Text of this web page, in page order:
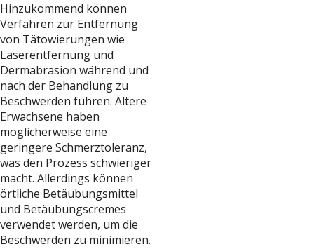
Hinzukommend können
Verfahren zur Entfernung
von Tätowierungen wie
Laserentfernung und
Dermabrasion während und
nach der Behandlung zu
Beschwerden führen. Ältere
Erwachsene haben
möglicherweise eine
geringere Schmerztoleranz,
was den Prozess schwieriger
macht. Allerdings können
örtliche Betäubungsmittel
und Betäubungscremes
verwendet werden, um die
Beschwerden zu minimieren.